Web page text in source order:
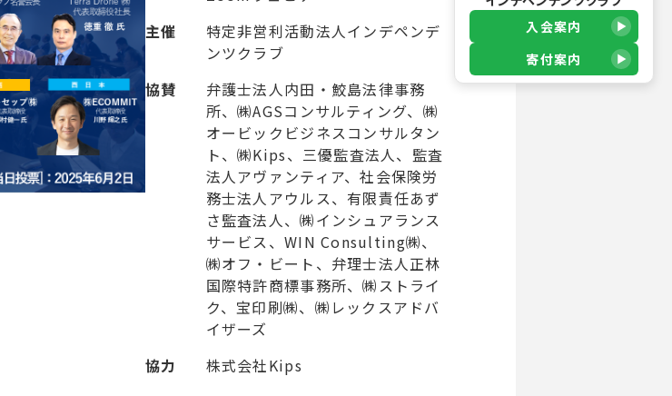
主催
特定非営利活動法人インデペンデ
ンツクラブ
協賛
弁護士法人内田・鮫島法律事務
所、㈱AGSコンサルティング、㈱
オービックビジネスコンサルタン
ト、㈱Kips、三優監査法人、監査
法人アヴァンティア、社会保険労
務士法人アウルス、有限責任あず
さ監査法人、㈱インシュアランス
サービス、WIN Consulting㈱、
㈱オフ・ビート、弁理士法人正林
国際特許商標事務所、㈱ストライ
ク、宝印刷㈱、㈱レックスアドバ
イザーズ
協力
株式会社Kips
入会案内
寄付案内